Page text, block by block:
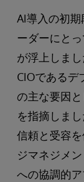
AI導入の初
ーダーにと
が浮上しま
CIOであるデ
の主な要因
を指摘しま
信頼と受容
ジマネジメ
への協調的